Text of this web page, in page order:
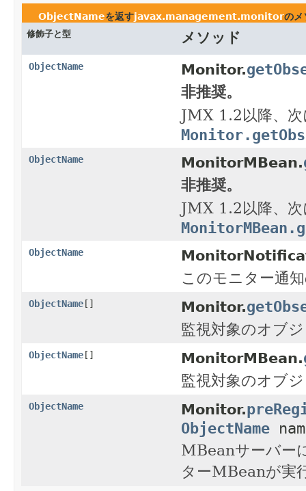
ObjectNameを返すjavax.management.monitorのメ
修飾子と型 メソッド
ObjectName Monitor.
非推奨。
JMX 1.2以降、
ObjectName MonitorMBean.
非推奨。
JMX 1.2以降、
ObjectName
このモニター通
ObjectName[] Monitor.
監視対象のオブ
ObjectName[] MonitorMBean.
監視対象のオブ
ObjectName Monitor.
ObjectName
MBeanサーバー
ターMBeanが実